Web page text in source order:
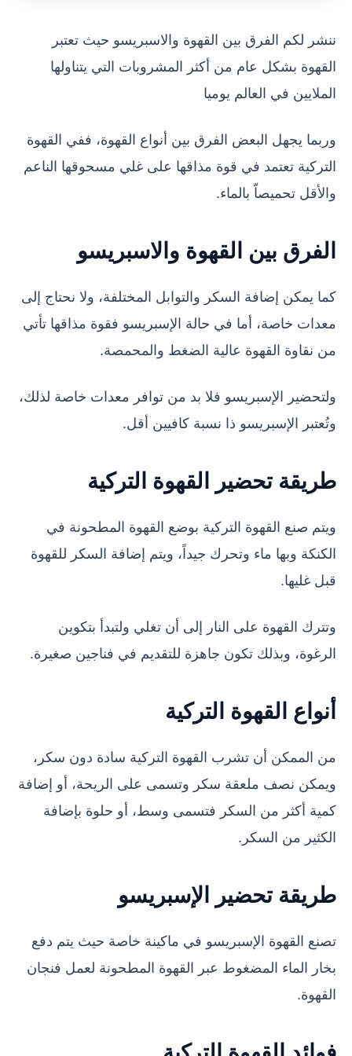
ننشر لكم الفرق بين القهوة والاسبريسو حيث تعتبر
القهوة بشكل عام من أكثر المشروبات التي يتناولها
الملايين في العالم يوميا
وربما يجهل البعض الفرق بين أنواع القهوة، ففي القهوة
التركية تعتمد في قوة مذاقها على غلي مسحوقها الناعم
والأقل تحميصاّ بالماء.
الفرق بين القهوة والاسبريسو
كما يمكن إضافة السكر والتوابل المختلفة، ولا نحتاج إلى
معدات خاصة، أما في حالة الإسبريسو فقوة مذاقها تأتي
من نقاوة القهوة عالية الضغط والمحمصة.
ولتحضير الإسبريسو فلا بد من توافر معدات خاصة لذلك،
وتُعتبر الإسبريسو ذا نسبة كافيين أقل.
طريقة تحضير القهوة التركية
ويتم صنع القهوة التركية بوضع القهوة المطحونة في
الكنكة وبها ماء وتحرك جيداً، ويتم إضافة السكر للقهوة
قبل غليها.
وتترك القهوة على النار إلى أن تغلي ولتبدأ بتكوين
الرغوة، وبذلك تكون جاهزة للتقديم في فناجين صغيرة.
أنواع القهوة التركية
من الممكن أن تشرب القهوة التركية سادة دون سكر،
ويمكن نصف ملعقة سكر وتسمى على الريحة، أو إضافة
كمية أكثر من السكر فتسمى وسط، أو حلوة بإضافة
الكثير من السكر.
طريقة تحضير الإسبريسو
تصنع القهوة الإسبريسو في ماكينة خاصة حيث يتم دفع
بخار الماء المضغوط عبر القهوة المطحونة لعمل فنجان
القهوة.